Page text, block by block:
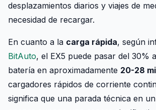
desplazamientos diarios y viajes de
necesidad de recargar.
En cuanto a la carga rápida, según
BitAuto, el EX5 puede pasar del 30%
batería en aproximadamente 20-28
cargadores rápidos de corriente
significa que una parada técnica en